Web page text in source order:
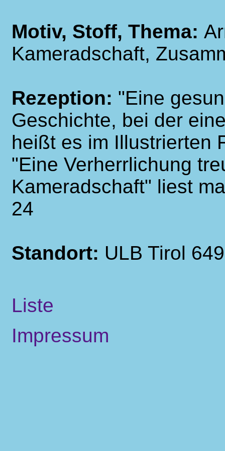
Motiv, Stoff, Thema:
Kameradschaft,
Rezeption: "Eine
Geschichte, bei der
heißt es im Illustrierten
"Eine Verherrlichung
Kameradschaft" liest
24
Standort: ULB Tirol
Liste
Impressum